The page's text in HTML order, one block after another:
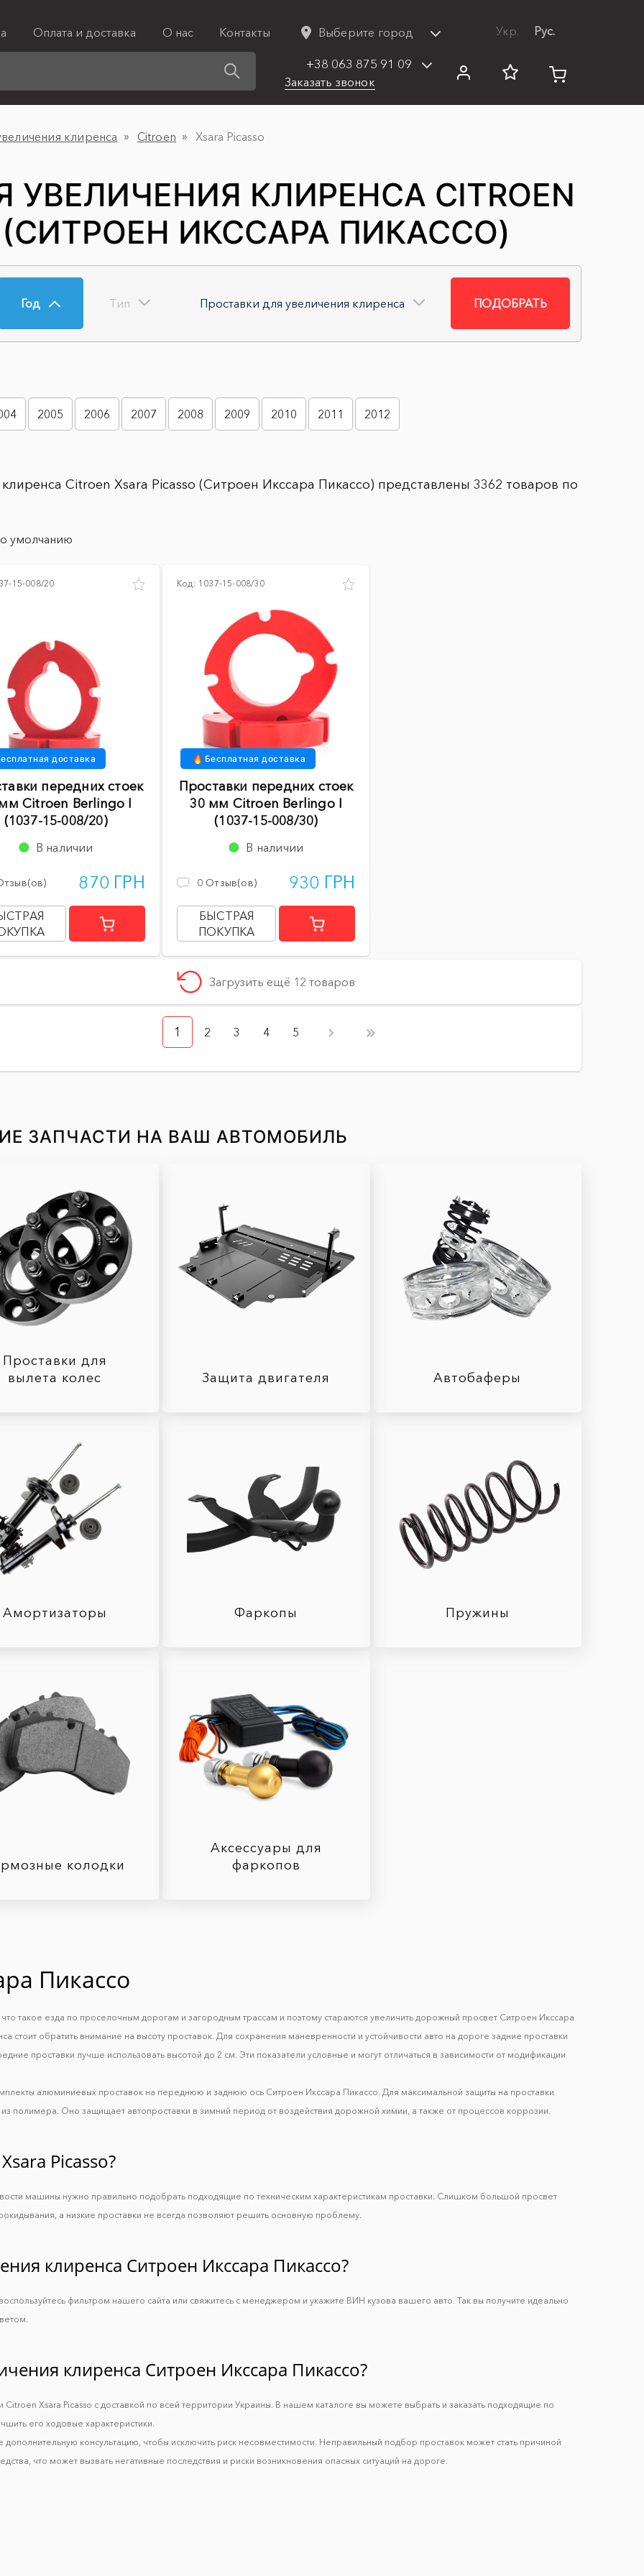
Оплата и доставка О нас Контакты Выберите город Укр. Рус.
+38 063 875 91 09
Заказать звонок
клиренса Citroen Xsara Picasso
КЛИРЕНСА CITROEN
(СИТРОЕН ИКССАРА ПИКАССО)
Год Тип Проставки для увеличения клиренса ПОДОБРАТЬ
2005 2006 2007 2008 2009 2010 2011 2012
Citroen Xsara Picasso (Ситроен Икссара Пикассо) представлены 3362 товаров по
умолчанию
15-008/20
доставка
передних стоек
Citroen Berlingo I
(1037-15-008/20)
В наличии
870 ГРН
Код: 1037-15-008/30
Бесплатная доставка
Проставки передних стоек
30 мм Citroen Berlingo I
(1037-15-008/30)
В наличии
0 Отзыв(ов) 930 ГРН
БЫСТРАЯ
ПОКУПКА
Загрузить ещё 12 товаров
1 2 3 4 5
ЗАПЧАСТИ НА ВАШ АВТОМОБИЛЬ
Проставки для
вылета колес
Защита двигателя Автобаферы
Амортизаторы Фаркопы Пружины
колодки
Аксессуары для
фаркопов
Пикассо
такое езда по проселочным дорогам и загородным трассам и поэтому стараются увеличить дорожный просвет Ситроен Икссара
стоит обратить внимание на высоту проставок. Для сохранения маневренности и устойчивости авто на дороге задние проставки
проставки лучше использовать высотой до 2 см. Эти показатели условные и могут отличаться в зависимости от модификации
алюминиевых проставок на переднюю и заднюю ось Ситроен Икссара Пикассо. Для максимальной защиты на проставки
полимера. Оно защищает автопроставки в зимний период от воздействия дорожной химии, а также от процессов коррозии.
Picasso?
машины нужно правильно подобрать подходящие по техническим характеристикам проставки. Слишком большой просвет
а низкие проставки не всегда позволяют решить основную проблему.
клиренса Ситроен Икссара Пикассо?
фильтром нашего сайта или свяжитесь с менеджером и укажите ВИН кузова вашего авто. Так вы получите идеально
клиренса Ситроен Икссара Пикассо?
Xsara Picasso с доставкой по всей территории Украины. В нашем каталоге вы можете выбрать и заказать подходящие по
его ходовые характеристики.
консультацию, чтобы исключить риск несовместимости. Неправильный подбор проставок может стать причиной
что может вызвать негативные последствия и риски возникновения опасных ситуаций на дороге.